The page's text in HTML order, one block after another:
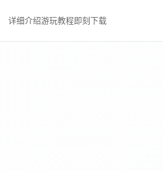
详细介绍游玩教程即刻下载